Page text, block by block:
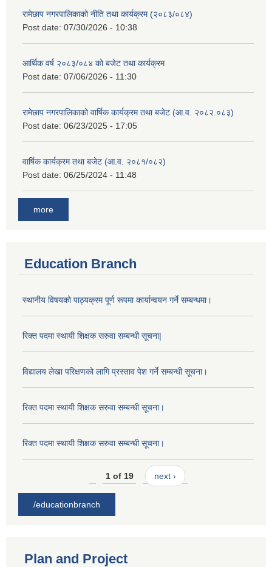
रामेछाप नगरपालिकाको नीति तथा कार्यक्रम (२०८३/०८४)
Post date: 07/30/2026 - 10:38
आर्थिक वर्ष २०८३/०८४ को बजेट तथा कार्यक्रम
Post date: 07/06/2026 - 11:30
रामेछाप नगरपालिकाको वार्षिक कार्यक्रम तथा बजेट (आ.व. २०८२.०८३)
Post date: 06/23/2025 - 17:05
वार्षिक कार्यक्रम तथा बजेट (आ.व. २०८१/०८२)
Post date: 06/25/2024 - 11:48
more
Education Branch
स्थानीय विषयको पाठ्यक्रम पूर्ण रूपमा कार्यान्वयन गर्ने सम्बन्धमा।
रिक्त पदमा स्थायी शिक्षक सरुवा सम्बन्धी सूचना|
विद्यालय लेखा परिक्षणको लागि प्रस्ताव पेश गर्ने सम्बन्धी सूचना।
रिक्त पदमा स्थायी शिक्षक सरुवा सम्बन्धी सूचना।
रिक्त पदमा स्थायी शिक्षक सरुवा सम्बन्धी सूचना।
1 of 19 next ›
/educationbranch
Plan and Project